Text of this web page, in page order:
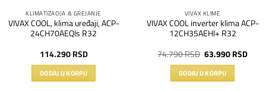
KLIMATIZACIJA & GREJANJE
VIVAX COOL, klima uređaji, ACP-
24CH70AEQIs R32
114.290 RSD
DODAJ U KORPU
VIVAX KLIME
VIVAX COOL inverter klima ACP-
12CH35AEHI+ R32
74.790RSD Originalna
cena
je
bila:
74.790 RSD.
63.990 RSD
DODAJ U KORPU